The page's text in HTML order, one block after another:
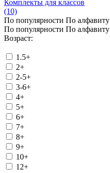
Комплекты для классов
(10)
По популярности По алфавиту
По популярности По алфавиту
Возраст:
1.5+
2+
2-5+
3-6+
4+
5+
6+
7+
8+
9+
10+
12+